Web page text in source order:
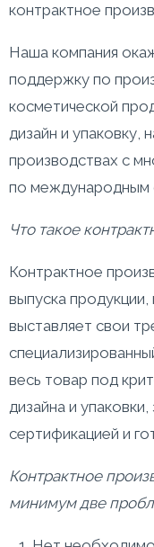
контрактное
Наша компания
поддержку по
косметической
дизайн и упаковку,
производствах с
по международным
Что такое
Контрактное
выпуска продукции,
выставляет свои
весь товар под
дизайна и
сертификацией и
Контрактное
минимум две